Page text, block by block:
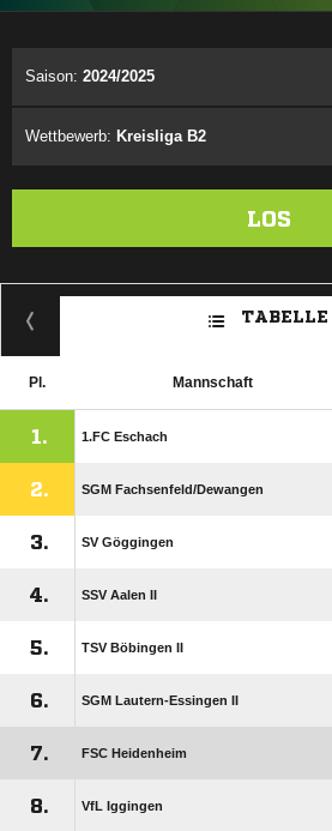
Saison: 2024/2025
Wettbewerb: Kreisliga B2
LOS
TABELLE
Pl. Mannschaft
1. 1.FC Eschach
2. SGM Fachsenfeld/​Dewangen
3. SV Göggingen
4. SSV Aalen II
5. TSV Böbingen II
6. SGM Lautern-Essingen II
7. FSC Heidenheim
8. VfL Iggingen